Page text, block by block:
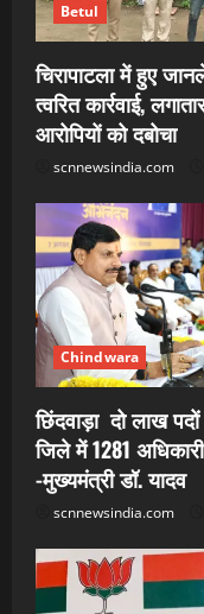
Betul
चिरापाटला में हुए
त्वरित कार्रवाई,
आरोपियों को दबोचा
scnnewsindia.com
Chindwara
छिंदवाड़ा दो लाख पदों
जिले में 1281
-मुख्यमंत्री डॉ. यादव
scnnewsindia.com